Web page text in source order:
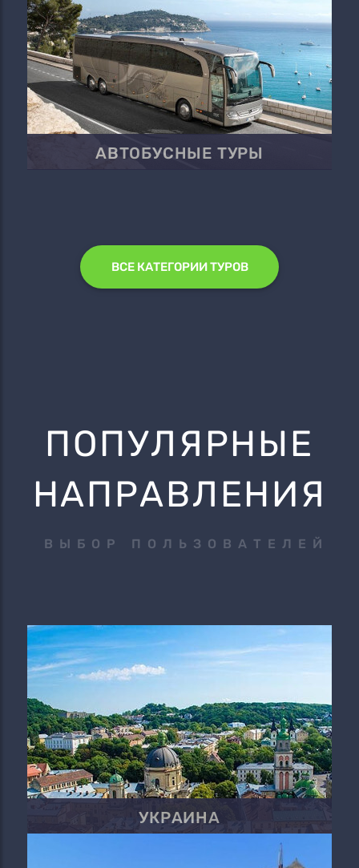
АВТОБУСНЫЕ ТУРЫ
ВСЕ КАТЕГОРИИ ТУРОВ
ПОПУЛЯРНЫЕ
НАПРАВЛЕНИЯ
ВЫБОР ПОЛЬЗОВАТЕЛЕЙ
УКРАИНА